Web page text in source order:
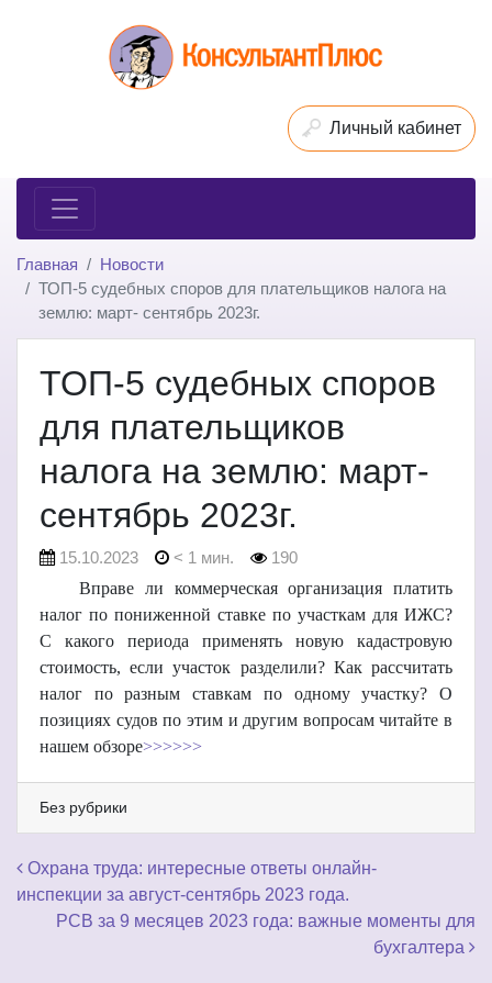
Личный кабинет
Главная
Новости
ТОП-5 судебных споров для плательщиков налога на
землю: март- сентябрь 2023г.
ТОП-5 судебных споров
для плательщиков
налога на землю: март-
сентябрь 2023г.
15.10.2023 < 1 мин.
190
Вправе ли коммерческая организация платить
налог по пониженной ставке по участкам для ИЖС?
С какого периода применять новую кадастровую
стоимость, если участок разделили? Как рассчитать
налог по разным ставкам по одному участку? О
позициях судов по этим и другим вопросам читайте в
нашем обзоре>>>>>>
Без рубрики
Навигация по записям
Охрана труда: интересные ответы онлайн-
инспекции за август-сентябрь 2023 года.
РСВ за 9 месяцев 2023 года: важные моменты для
бухгалтера